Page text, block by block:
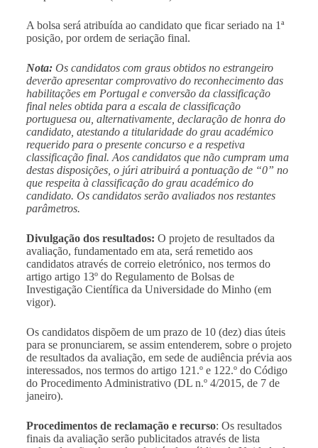
A bolsa será atribuída ao candidato que ficar seriado na 1ª
posição, por ordem de seriação final.
Nota:Os candidatos com graus obtidos no estrangeiro
deverão apresentar comprovativo do reconhecimento das
habilitações em Portugal e conversão da classificação
final neles obtida para a escala de classificação
portuguesa ou, alternativamente, declaração de honra do
candidato, atestando a titularidade do grau académico
requerido para o presente concurso e a respetiva
classificação final. Aos candidatos que não cumpram uma
destas disposições, o júri atribuirá a pontuação de “0” no
que respeita à classificação do grau académico do
candidato. Os candidatos serão avaliados nos restantes
parâmetros.
Divulgação dos resultados: O projeto de resultados da
avaliação, fundamentado em ata, será remetido aos
candidatos através de correio eletrónico, nos termos do
artigo artigo 13º do Regulamento de Bolsas de
Investigação Científica da Universidade do Minho (em
vigor).
Os candidatos dispõem de um prazo de 10 (dez) dias úteis
para se pronunciarem, se assim entenderem, sobre o projeto
de resultados da avaliação, em sede de audiência prévia aos
interessados, nos termos do artigo 121.º e 122.º do Código
do Procedimento Administrativo (DL n.º 4/2015, de 7 de
janeiro).
Procedimentos de reclamação e recurso: Os resultados
finais da avaliação serão publicitados através de lista